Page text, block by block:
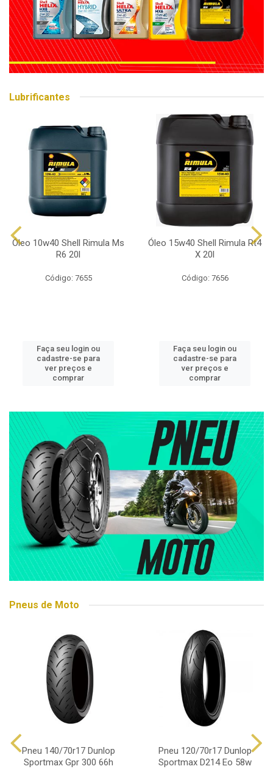
Lubrificantes
Óleo 10w40 Shell Rimula Ms
R6 20l
Código: 7655
Faça seu login ou
cadastre-se para
ver preços e
comprar
Óleo 15w40 Shell Rimula Rt4
X 20l
Código: 7656
Faça seu login ou
cadastre-se para
ver preços e
comprar
Pneus de Moto
Pneu 140/70r17 Dunlop
Sportmax Gpr 300 66h
Pneu 120/70r17 Dunlop
Sportmax D214 Eo 58w